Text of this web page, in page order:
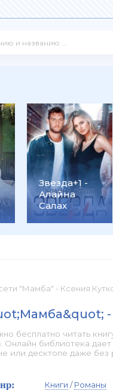
Звезда+1 -
Алайна
Салах
"Мамба" - Ксения
-
бесплатно читать
. Онлайн библиотека
или десктопе даже
Книги /Романы